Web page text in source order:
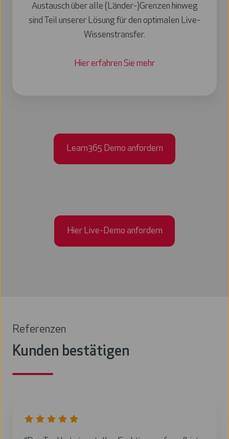
Austausch über alle (Länder-)Grenzen hinweg
sind Teil unserer Lösung für den optimalen Live-
Wissenstransfer.
Hier erfahren Sie mehr
Learn365 Demo anfordern
Hier Live-Demo anfordern
Referenzen
Kunden bestätigen